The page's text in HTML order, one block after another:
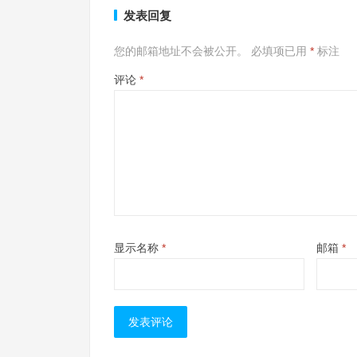
发表回复
您的邮箱地址不会被公开。 必填项已用 * 标注
评论 *
显示名称 * 邮箱 *